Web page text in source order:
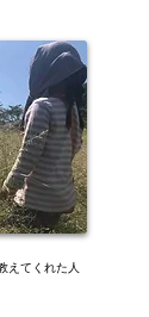
えてくれた人